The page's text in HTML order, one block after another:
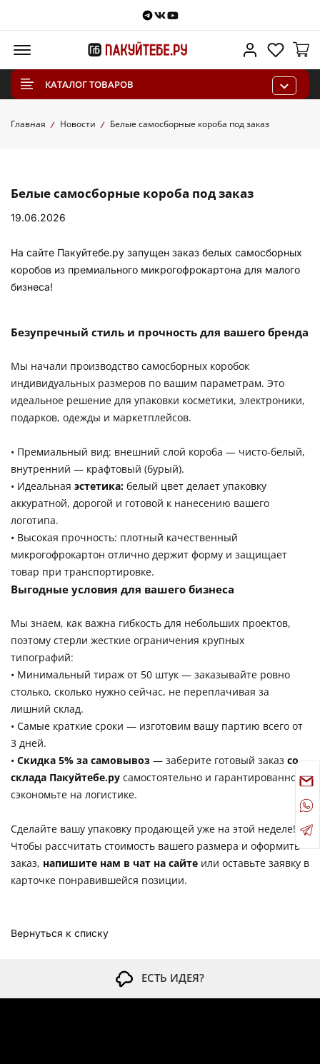
Telegram
VKontakte
Youtube
Личный
КАТАЛОГ ТОВАРОВ
Главная Новости Белые самосборные короба под заказ
Белые самосборные короба под заказ
19.06.2026
На сайте Пакуйтебе.ру запущен заказ белых самосборных
коробов из премиального микрогофрокартона для малого
бизнеса!
Безупречный стиль и прочность для вашего бренда
Мы начали производство самосборных коробок
индивидуальных размеров по вашим параметрам. Это
идеальное решение для упаковки косметики, электроники,
подарков, одежды и маркетплейсов.
• Премиальный вид: внешний слой короба — чисто-белый,
внутренний — крафтовый (бурый).
• Идеальная эстетика: белый цвет делает упаковку
аккуратной, дорогой и готовой к нанесению вашего
логотипа.
• Высокая прочность: плотный качественный
микрогофрокартон отлично держит форму и защищает
товар при транспортировке.
Выгодные условия для вашего бизнеса
Мы знаем, как важна гибкость для небольших проектов,
поэтому стерли жесткие ограничения крупных
типографий:
• Минимальный тираж от 50 штук — заказывайте ровно
столько, сколько нужно сейчас, не переплачивая за
лишний склад.
• Самые краткие сроки — изготовим вашу партию всего от
3 дней.
• Скидка 5% за самовывоз — заберите готовый заказ со
склада Пакуйтебе.ру самостоятельно и гарантированно
сэкономьте на логистике.
Сделайте вашу упаковку продающей уже на этой неделе!
Чтобы рассчитать стоимость вашего размера и оформить
заказ, напишите нам в чат на сайте или оставьте заявку в
карточке понравившейся позиции.
Вернуться к списку
ЕСТЬ ИДЕЯ?